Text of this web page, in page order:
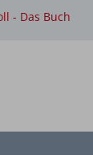
- Das Buch